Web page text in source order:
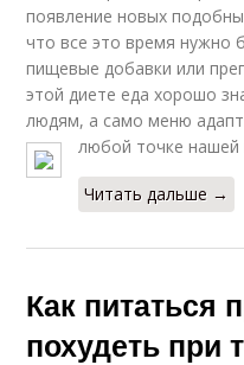
появление новых
что все это время нужно
пищевые добавки или
этой диете еда хорошо
людям, а само меню
любой точке нашей
Читать дальше →
Как питаться
похудеть при